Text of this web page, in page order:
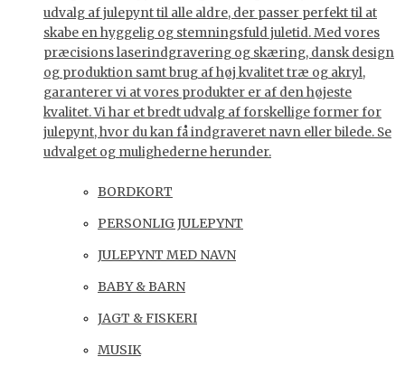
udvalg af julepynt til alle aldre, der passer perfekt til at
skabe en hyggelig og stemningsfuld juletid. Med vores
præcisions laserindgravering og skæring, dansk design
og produktion samt brug af høj kvalitet træ og akryl,
garanterer vi at vores produkter er af den højeste
kvalitet. Vi har et bredt udvalg af forskellige former for
julepynt, hvor du kan få indgraveret navn eller bilede. Se
udvalget og mulighederne herunder.
BORDKORT
PERSONLIG JULEPYNT
JULEPYNT MED NAVN
BABY & BARN
JAGT & FISKERI
MUSIK